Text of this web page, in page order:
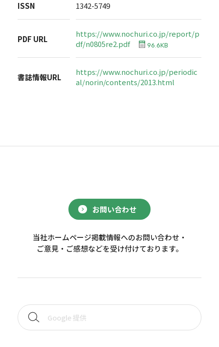
ISSN 1342-5749
PDF URL
https://www.nochuri.co.jp/report/p
df/n0805re2.pdf
96.6KB
書誌情報URL
https://www.nochuri.co.jp/periodic
al/norin/contents/2013.html
お問い合わせ
当社ホームページ掲載情報へのお問い合わせ・
ご意見・ご感想などを受け付けております。